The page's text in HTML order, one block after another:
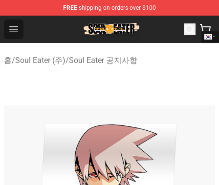
FREE shipping on orders over $100
Open menu
Soul Eater Store - Official Soul Eater Merchandise Shop
홈/Soul Eater (주)/Soul Eater 공지사항